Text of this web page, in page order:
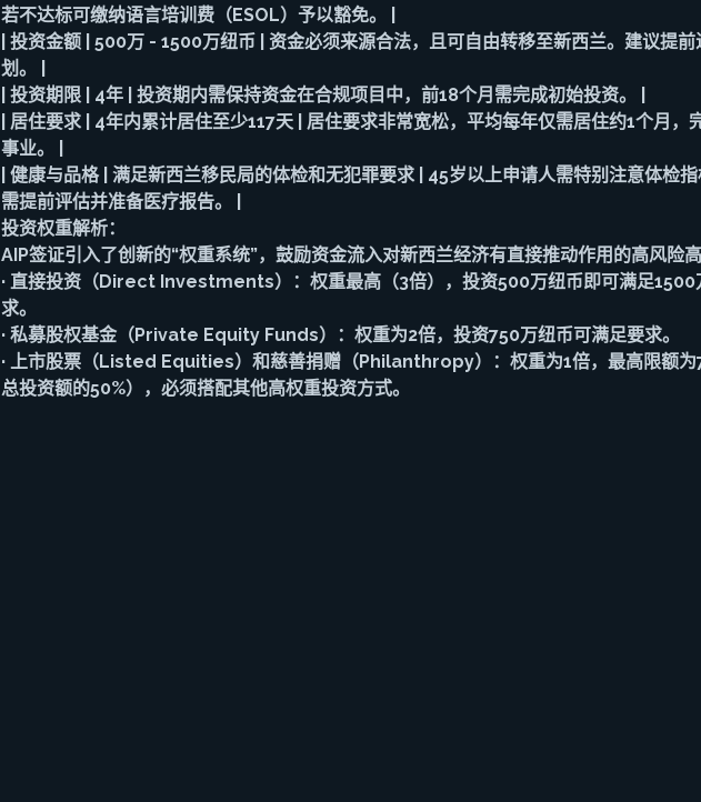
若不达标可缴纳语言培训费（ESOL）予以豁免。 |
投资金额 | 500万 - 1500万纽币 | 资金必须来源合法，且可自由转移至新西兰。建议提
划。 |
投资期限 | 4年 | 投资期内需保持资金在合规项目中，前18个月需完成初始投资。 |
居住要求 | 4年内累计居住至少117天 | 居住要求非常宽松，平均每年仅需居住约1个月，
事业。 |
健康与品格 | 满足新西兰移民局的体检和无犯罪要求 | 45岁以上申请人需特别注意体检
需提前评估并准备医疗报告。 |
投资权重解析：
AIP签证引入了创新的“权重系统”，鼓励资金流入对新西兰经济有直接推动作用的高风险高
· 直接投资（Direct Investments）
：权重最高（3倍），投资500万纽币即可满足
求。
· 私募股权基金（Private Equity Funds）
：权重为2倍，投资750万纽币可满足要求。
· 上市股票（Listed Equities）和慈善捐赠（Philanthropy）
：权重为1倍，最高限额
总投资额的50%），必须搭配其他高权重投资方式。